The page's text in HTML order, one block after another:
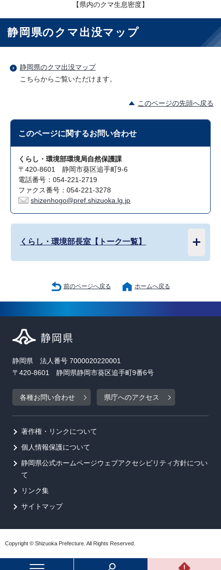
【県内のクマ生息密度】
静岡県のクマ出没マップ
静岡県のクマ出没マップ
こちらからご覧いただけます。
このページの先頭へ戻る
このページに関するお問い合わせ
くらし・環境部環境局自然保護課
〒420-8601 静岡市葵区追手町9-6
電話番号：054-221-2719
ファクス番号：054-221-3278
shizenhogo@pref.shizuoka.lg.jp
くらし・環境部長室【トーク一覧】
前のページへ戻る ホームへ戻る
静岡県 法人番号 7000020220001
〒420-8601 静岡県静岡市葵区追手町9番6号
各種お問い合わせ 県庁へのアクセス
著作権・リンクについて
個人情報保護について
静岡県公式ホームページウェブアクセシビリティ方針につい
て
リンク集
サイトマップ
Copyright © Shizuoka Prefecture. All Rights Reserved.